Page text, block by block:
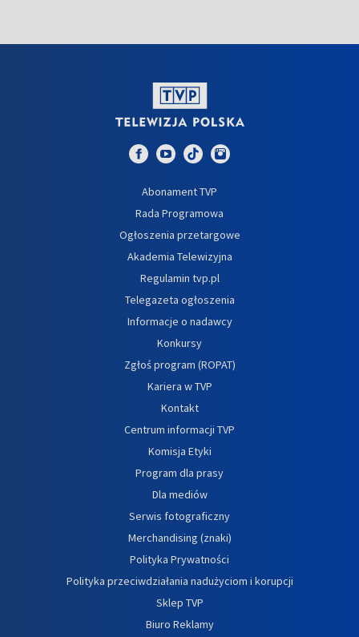
Abonament TVP
Rada Programowa
Ogłoszenia przetargowe
Akademia Telewizyjna
Regulamin tvp.pl
Telegazeta ogłoszenia
Informacje o nadawcy
Konkursy
Zgłoś program (ROPAT)
Kariera w TVP
Kontakt
Centrum informacji TVP
Komisja Etyki
Program dla prasy
Dla mediów
Serwis fotograficzny
Merchandising (znaki)
Polityka Prywatności
Polityka przeciwdziałania nadużyciom i korupcji
Sklep TVP
Biuro Reklamy